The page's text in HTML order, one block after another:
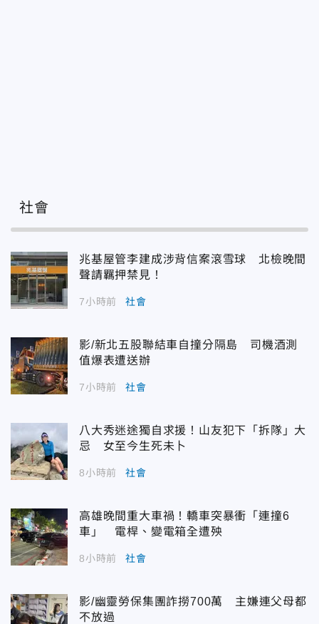
社會
兆基屋管李建成涉背信案滾雪球 北檢晚間
聲請羈押禁見！
7小時前 社會
影/新北五股聯結車自撞分隔島 司機酒測
值爆表遭送辦
7小時前 社會
八大秀迷途獨自求援！山友犯下「拆隊」大
忌 女至今生死未卜
8小時前 社會
高雄晚間重大車禍！轎車突暴衝「連撞6
車」 電桿、變電箱全遭殃
8小時前 社會
影/幽靈勞保集團詐撈700萬 主嫌連父母都
不放過